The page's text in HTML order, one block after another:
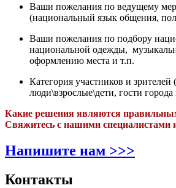
Ваши пожелания по ведущему
(национальный язык общения,
Ваши пожелания по подбору
национальной одежды,
оформлению места и т.п.
Категория участников и
люди\взрослые\дети, гости города
Какие решения являются
Свяжитесь с нашими специалистами
Напишите нам >>>
Контакты